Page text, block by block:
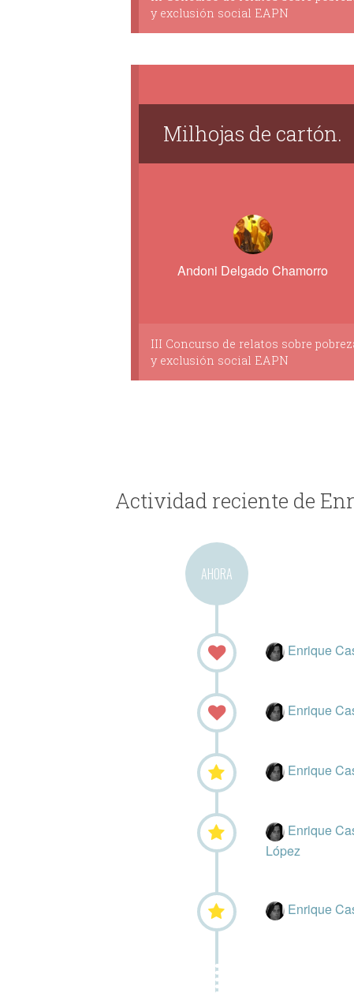
y exclusión social EAPN
Milhojas de cartón.
Andoni Delgado Chamorro
III Concurso de relatos sobre
y exclusión social EAPN
Actividad reciente de
AHORA
Enrique
Enrique
Enrique
Enrique
López
Enrique